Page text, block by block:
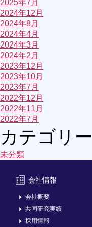
2025年7月
2024年12月
2024年8月
2024年4月
2024年3月
2024年2月
2023年12月
2023年10月
2023年7月
2022年12月
2022年11月
2022年7月
カテゴリー
未分類
会社情報
会社概要
共同研究実績
採用情報